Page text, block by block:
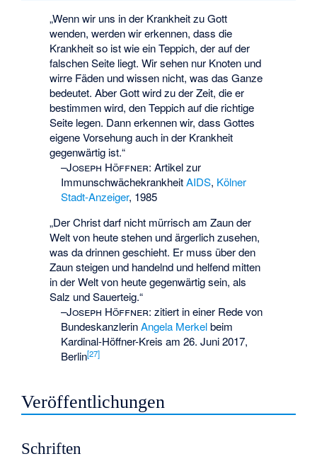
„Wenn wir uns in der Krankheit zu Gott
wenden, werden wir erkennen, dass die
Krankheit so ist wie ein Teppich, der auf der
falschen Seite liegt. Wir sehen nur Knoten und
wirre Fäden und wissen nicht, was das Ganze
bedeutet. Aber Gott wird zu der Zeit, die er
bestimmen wird, den Teppich auf die richtige
Seite legen. Dann erkennen wir, dass Gottes
eigene Vorsehung auch in der Krankheit
gegenwärtig ist.“
–Joseph Höffner: Artikel zur
ImmunschwächekrankheitAIDS, Kölner
Stadt-Anzeiger, 1985
„Der Christ darf nicht mürrisch am Zaun der
Welt von heute stehen und ärgerlich zusehen,
was da drinnen geschieht. Er muss über den
Zaun steigen und handelnd und helfend mitten
in der Welt von heute gegenwärtig sein, als
Salz und Sauerteig.“
–Joseph Höffner: zitiert in einer Rede von
BundeskanzlerinAngela Merkelbeim
Kardinal-Höffner-Kreis am 26. Juni 2017,
Berlin[27]
Veröffentlichungen
Schriften